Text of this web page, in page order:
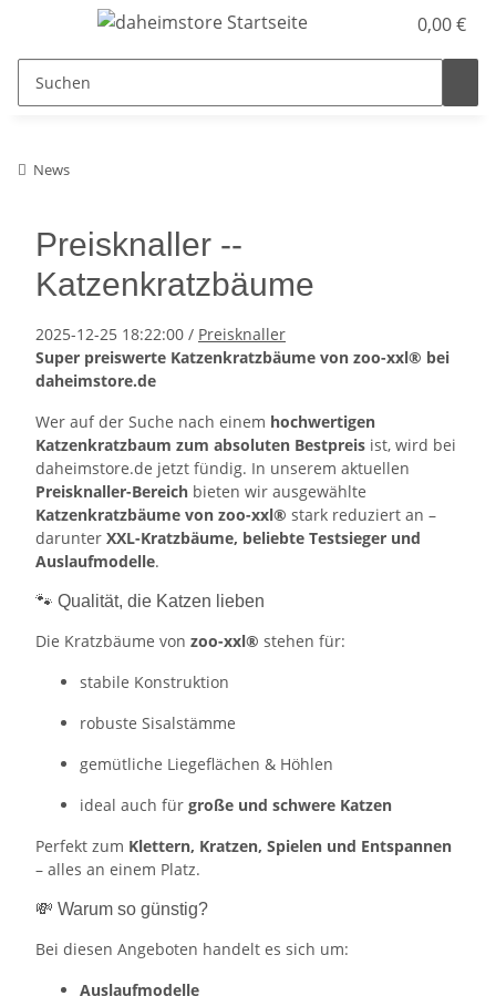
0,00 €
News
Preisknaller --
Katzenkratzbäume
2025-12-25 18:22:00 / Preisknaller
Super preiswerte Katzenkratzbäume von zoo-xxl® bei
daheimstore.de
Wer auf der Suche nach einem hochwertigen
Katzenkratzbaum zum absoluten Bestpreis ist, wird bei
daheimstore.de jetzt fündig. In unserem aktuellen
Preisknaller-Bereich bieten wir ausgewählte
Katzenkratzbäume von zoo-xxl® stark reduziert an –
darunter XXL-Kratzbäume, beliebte Testsieger und
Auslaufmodelle.
🐾 Qualität, die Katzen lieben
Die Kratzbäume von zoo-xxl® stehen für:
stabile Konstruktion
robuste Sisalstämme
gemütliche Liegeflächen & Höhlen
ideal auch für große und schwere Katzen
Perfekt zum Klettern, Kratzen, Spielen und Entspannen
– alles an einem Platz.
💸 Warum so günstig?
Bei diesen Angeboten handelt es sich um:
Auslaufmodelle